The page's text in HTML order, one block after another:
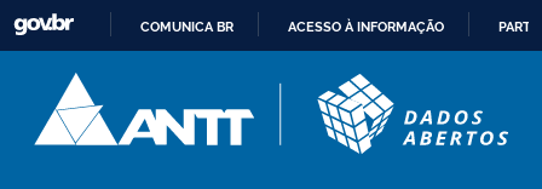
CONTEÚDO
COMUNICA BR ACESSO À INFORMAÇÃO